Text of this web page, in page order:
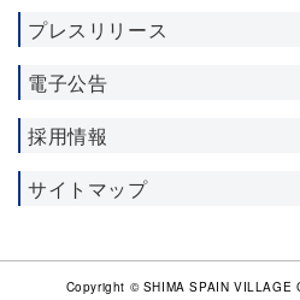
プライバシーポリシー
施設利用約款
プレスリリース
電子公告
採用情報
サイトマップ
Copyright © SHIMA SPAIN VILLAGE